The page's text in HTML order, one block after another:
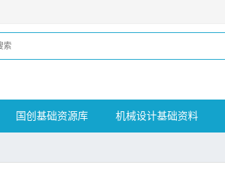
国创基础资源库 机械设计基础资料